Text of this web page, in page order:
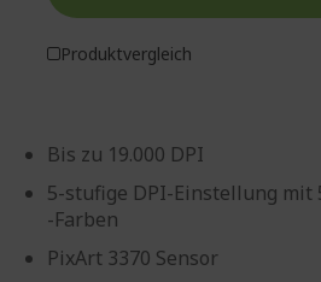
Bis zu 19.000 DPI
5-stufige DPI-Einstellung mit
-Farben
PixArt 3370 Sensor
Produktvergleich